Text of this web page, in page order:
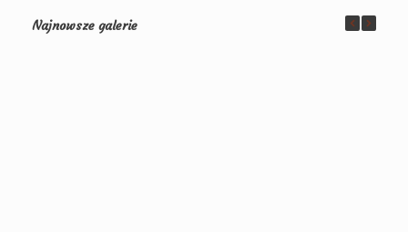
Najnowsze galerie